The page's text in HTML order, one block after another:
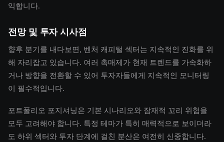
익합니다.
전망 및 투자 시사점
향후 분기를 내다보면, 벤처 캐피털 섹터는 지속적인 진화를 위
해 자리잡고 있습니다. 여러 촉매제가 현재 트렌드를 가속화하
거나 방향을 전환할 수 있어 투자자들에게 지속적인 모니터링
이 필수적입니다.
포트폴리오 포지셔닝은 기본 시나리오와 잠재적 꼬리 위험을
모두 고려해야 합니다. 특정 테마가 특히 매력적으로 보이더라
도 하위 섹터와 투자 단계에 걸친 분산은 여전히 신중합니다.